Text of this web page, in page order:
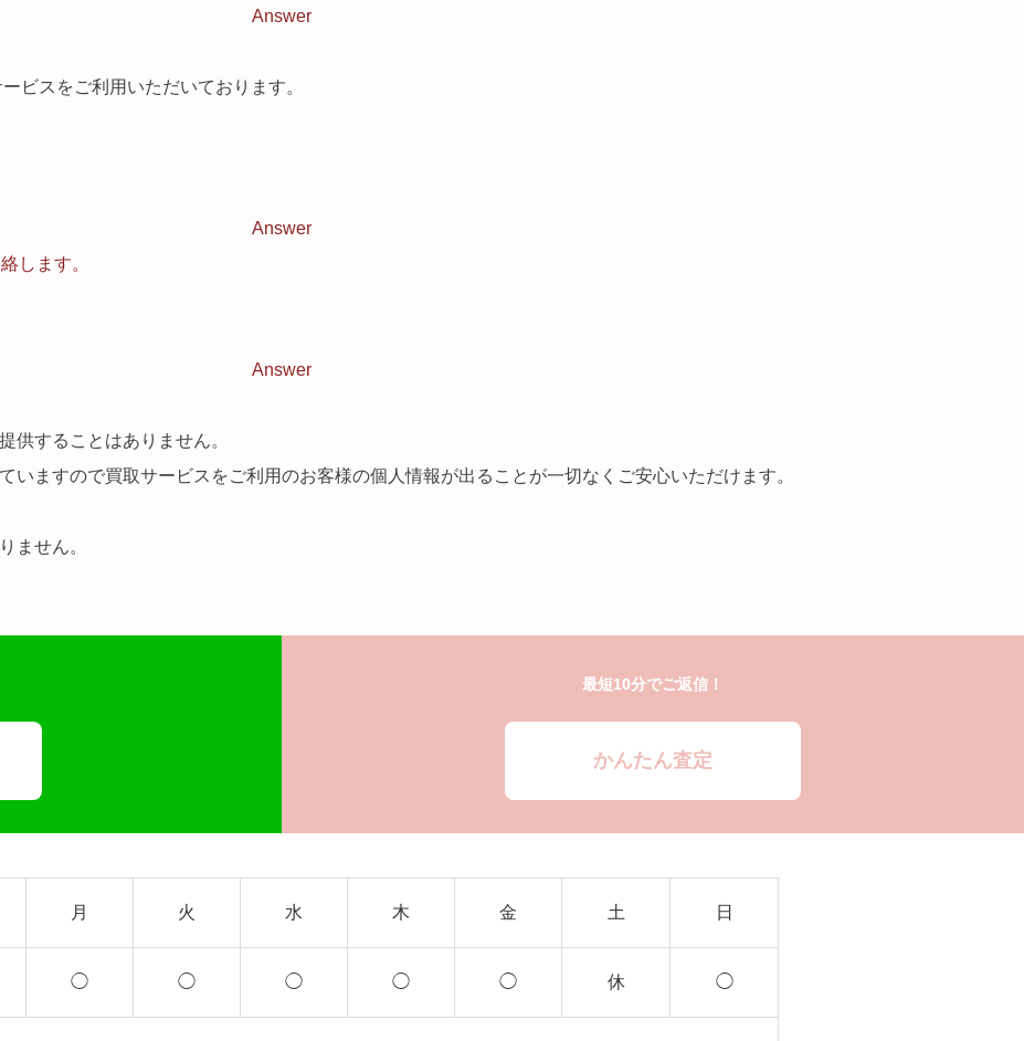
Answer
ビスをご利用いただいております。
Answer
します。
Answer
供することはありません。
ますので買取サービスをご利用のお客様の個人情報が出ることが一切なくご安心いただけます。
ません。
最短10分でご返信！
かんたん査定
月 火 水 木 金 土 日
◯ ◯ ◯ ◯ ◯ 休 ◯